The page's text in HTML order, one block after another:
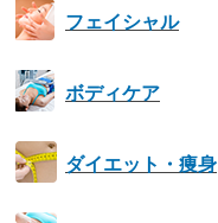
フェイシャル
ボディケア
ダイエット・痩身